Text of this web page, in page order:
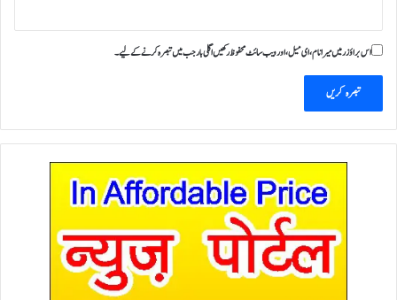
اس براؤزر میں میرا نام، ای میل، اور ویب سائٹ محفوظ رکھیں اگلی بار جب میں تبصرہ کرنے کےلیے۔